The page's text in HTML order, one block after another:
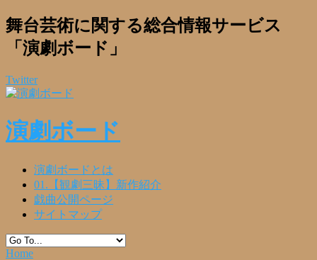
舞台芸術に関する総合情報サービス
「演劇ボード」
Twitter
演劇ボード
演劇ボードとは
01.【観劇三昧】新作紹介
戯曲公開ページ
サイトマップ
Home